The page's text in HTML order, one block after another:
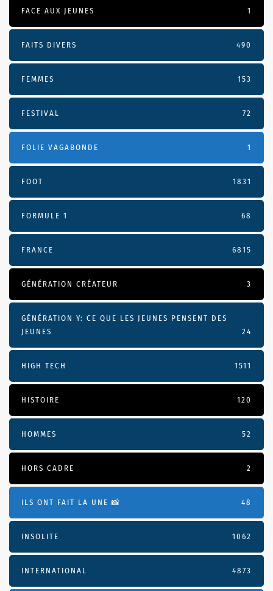
FACE AUX JEUNES 1
FAITS DIVERS 490
FEMMES 153
FESTIVAL 72
FOLIE VAGABONDE 1
FOOT 1831
FORMULE 1 68
FRANCE 6815
GÉNÉRATION CRÉATEUR 3
GÉNÉRATION Y: CE QUE LES JEUNES PENSENT DES
JEUNES
24
HIGH TECH 1511
HISTOIRE 120
HOMMES 52
HORS CADRE 2
ILS ONT FAIT LA UNE 📸 48
INSOLITE 1062
INTERNATIONAL 4873